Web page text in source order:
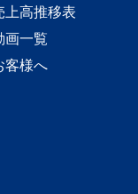
上高推移表
画一覧
客様へ